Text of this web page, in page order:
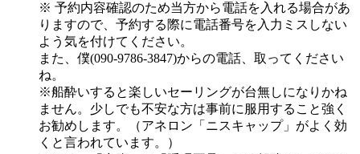
※ 予約内容確認のため当方から電話を入れる場合があ
りますので、予約する際に電話番号を入力ミスしない
よう気を付けてください。
また、僕(090-9786-3847)からの電話、取ってください
ね。
※船酔いすると楽しいセーリングが台無しになりかね
ません。少しでも不安な方は事前に服用すること強く
お勧めします。（アネロン「ニスキャップ」がよく効
くと言われています。）